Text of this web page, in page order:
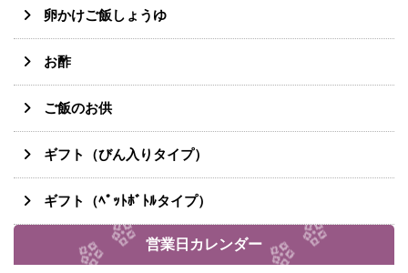
卵かけご飯しょうゆ
お酢
ご飯のお供
ギフト（びん入りタイプ）
ギフト（ﾍﾟｯﾄﾎﾞﾄﾙタイプ）
営業日カレンダー